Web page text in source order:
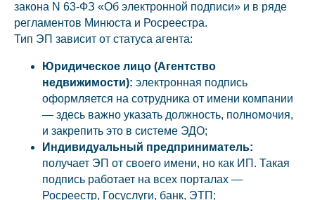
закона N 63-ФЗ «Об электронной подписи» и в ряде
регламентов Минюста и Росреестра.
Тип ЭП зависит от статуса агента:
Юридическое лицо (Агентство
недвижимости): электронная подпись
оформляется на сотрудника от имени компании
— здесь важно указать должность, полномочия,
и закрепить это в системе ЭДО;
Индивидуальный предприниматель:
получает ЭП от своего имени, но как ИП. Такая
подпись работает на всех порталах —
Росреестр, Госуслуги, банк, ЭТП;